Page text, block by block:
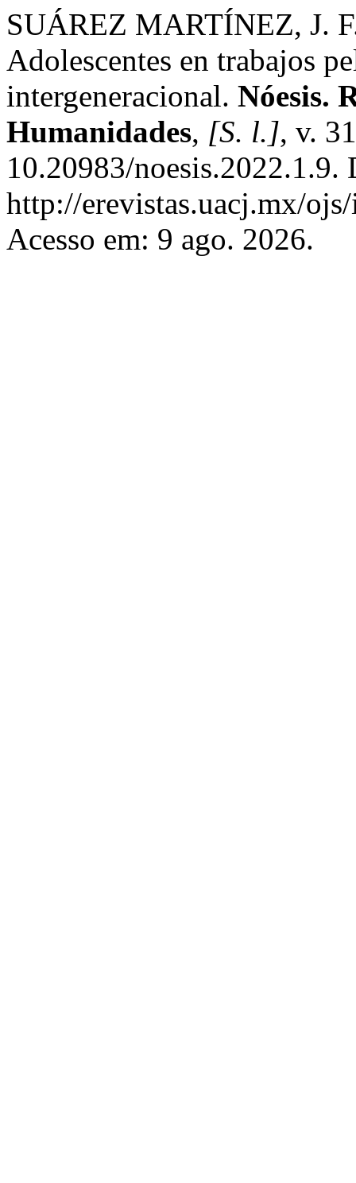
SUÁREZ MARTÍNEZ, J.
Adolescentes en trabajos
intergeneracional. Nóesis.
Humanidades, [S. l.], v.
10.20983/noesis.2022.1.9.
http://erevistas.uacj.mx/
Acesso em: 9 ago. 2026.